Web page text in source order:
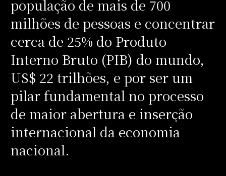
população de mais de 700
milhões de pessoas e concentrar
cerca de 25% do Produto
Interno Bruto (PIB) do mundo,
US$ 22 trilhões, e por ser um
pilar fundamental no processo
de maior abertura e inserção
internacional da economia
nacional.